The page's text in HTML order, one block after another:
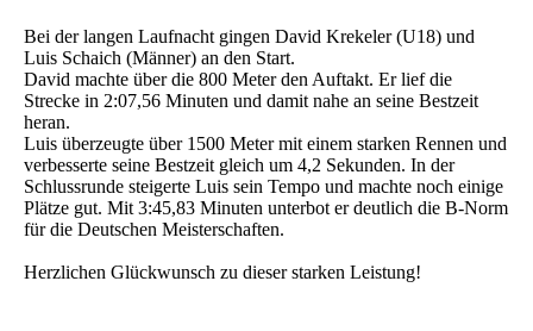
Bei der langen Laufnacht gingen David Krekeler (U18) und
Luis Schaich (Männer) an den Start.
David machte über die 800 Meter den Auftakt. Er lief die
Strecke in 2:07,56 Minuten und damit nahe an seine Bestzeit
heran.
Luis überzeugte über 1500 Meter mit einem starken Rennen und
verbesserte seine Bestzeit gleich um 4,2 Sekunden. In der
Schlussrunde steigerte Luis sein Tempo und machte noch einige
Plätze gut. Mit 3:45,83 Minuten unterbot er deutlich die B-Norm
für die Deutschen Meisterschaften.
Herzlichen Glückwunsch zu dieser starken Leistung!